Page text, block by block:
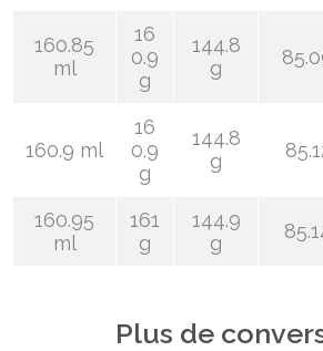
160.85
ml
16
0.9
g
144.8
g
160.9 ml
16
0.9
g
144.8
g
160.95
ml
161
g
144.9
g
Plus de